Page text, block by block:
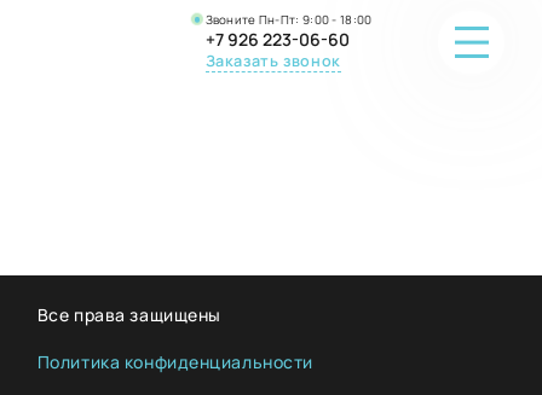
Звоните Пн-Пт: 9:00 - 18:00
+7 926 223-06-60
Заказать звонок
ОНЛАЙН-ПРОДАЖА
ВОПРОС-ОТВЕТ
Все права защищены
Политика конфиденциальности